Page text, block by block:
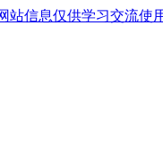
站信息仅供学习交流使